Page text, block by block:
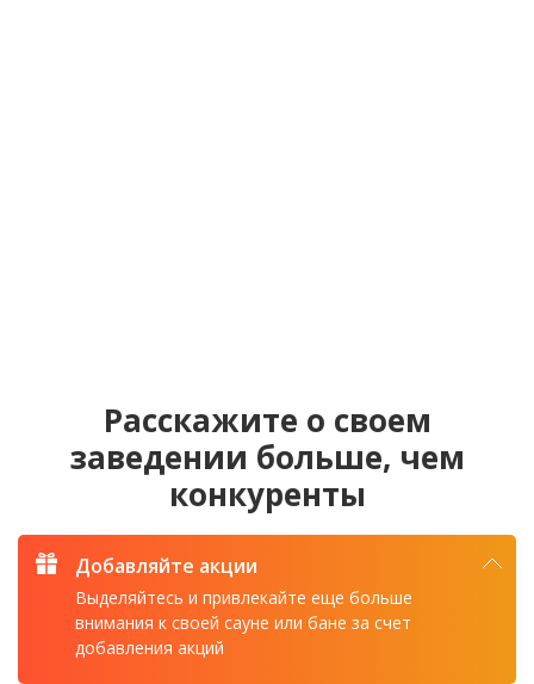
Расскажите о своем
заведении больше, чем
конкуренты
Добавляйте акции
Выделяйтесь и привлекайте еще больше
внимания к своей сауне или бане за счет
добавления акций